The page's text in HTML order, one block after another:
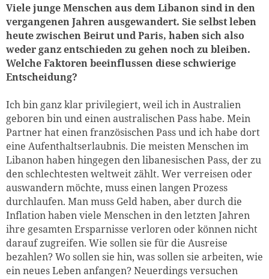
Viele junge Menschen aus dem Libanon sind in den
vergangenen Jahren ausgewandert. Sie selbst leben
heute zwischen Beirut und Paris, haben sich also
weder ganz entschieden zu gehen noch zu bleiben.
Welche Faktoren beeinflussen diese schwierige
Entscheidung?
Ich bin ganz klar privilegiert, weil ich in Australien
geboren bin und einen australischen Pass habe. Mein
Partner hat einen französischen Pass und ich habe dort
eine Aufenthaltserlaubnis. Die meisten Menschen im
Libanon haben hingegen den libanesischen Pass, der zu
den schlechtesten weltweit zählt. Wer verreisen oder
auswandern möchte, muss einen langen Prozess
durchlaufen. Man muss Geld haben, aber durch die
Inflation haben viele Menschen in den letzten Jahren
ihre gesamten Ersparnisse verloren oder können nicht
darauf zugreifen. Wie sollen sie für die Ausreise
bezahlen? Wo sollen sie hin, was sollen sie arbeiten, wie
ein neues Leben anfangen? Neuerdings versuchen